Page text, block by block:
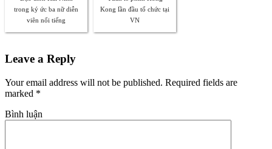
trong ký ức ba nữ diễn
viên nổi tiếng
Kong lần đầu tổ chức tại
VN
Leave a Reply
Your email address will not be published. Required fields are
marked *
Bình luận